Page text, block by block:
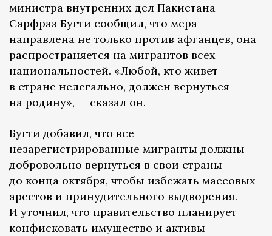
министра внутренних дел Пакистана
Сарфраз Бугти сообщил, что мера
направлена не только против афганцев, она
распространяется на мигрантов всех
национальностей. «Любой, кто живет
в стране нелегально, должен вернуться
на родину», — сказал он.
Бугти добавил, что все
незарегистрированные мигранты должны
добровольно вернуться в свои страны
до конца октября, чтобы избежать массовых
арестов и принудительного выдворения.
И уточнил, что правительство планирует
конфисковать имущество и активы